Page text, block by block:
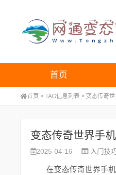
首页
首页 > TAG信息列表 > 变态传奇
变态传奇世界手
2025-04-16 入门技
在变态传奇世界手机